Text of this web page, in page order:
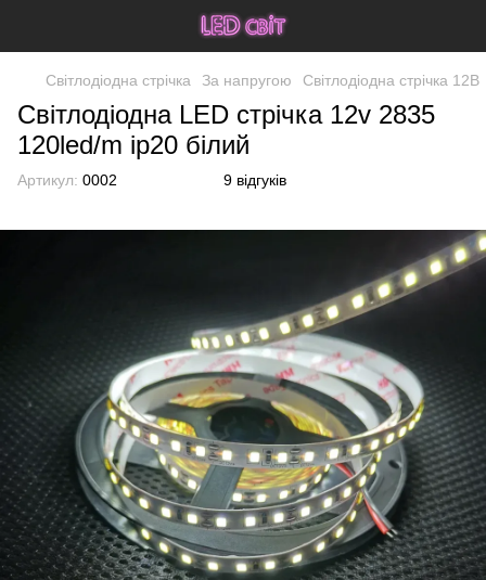
Світлодіодна стрічка За напругою Світлодіодна стрічка 12В
Світлодіодна LED стрічка 12v 2835
120led/m ip20 білий
Артикул: 0002 9 відгуків